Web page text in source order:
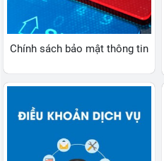
Chính sách bảo mật thông tin